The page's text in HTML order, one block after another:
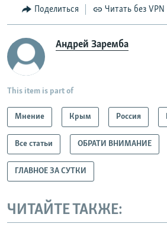
Поделиться Читать без VPN
Андрей Заремба
This item is part of
Мнение Крым Россия
Все статьи ОБРАТИ ВНИМАНИЕ
ГЛАВНОЕ ЗА СУТКИ
ЧИТАЙТЕ ТАКЖЕ: